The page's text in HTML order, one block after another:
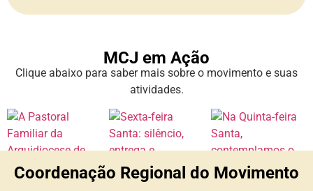
MCJ em Ação
Clique abaixo para saber mais sobre o movimento e suas
atividades.
Coordenação Regional do Movimento